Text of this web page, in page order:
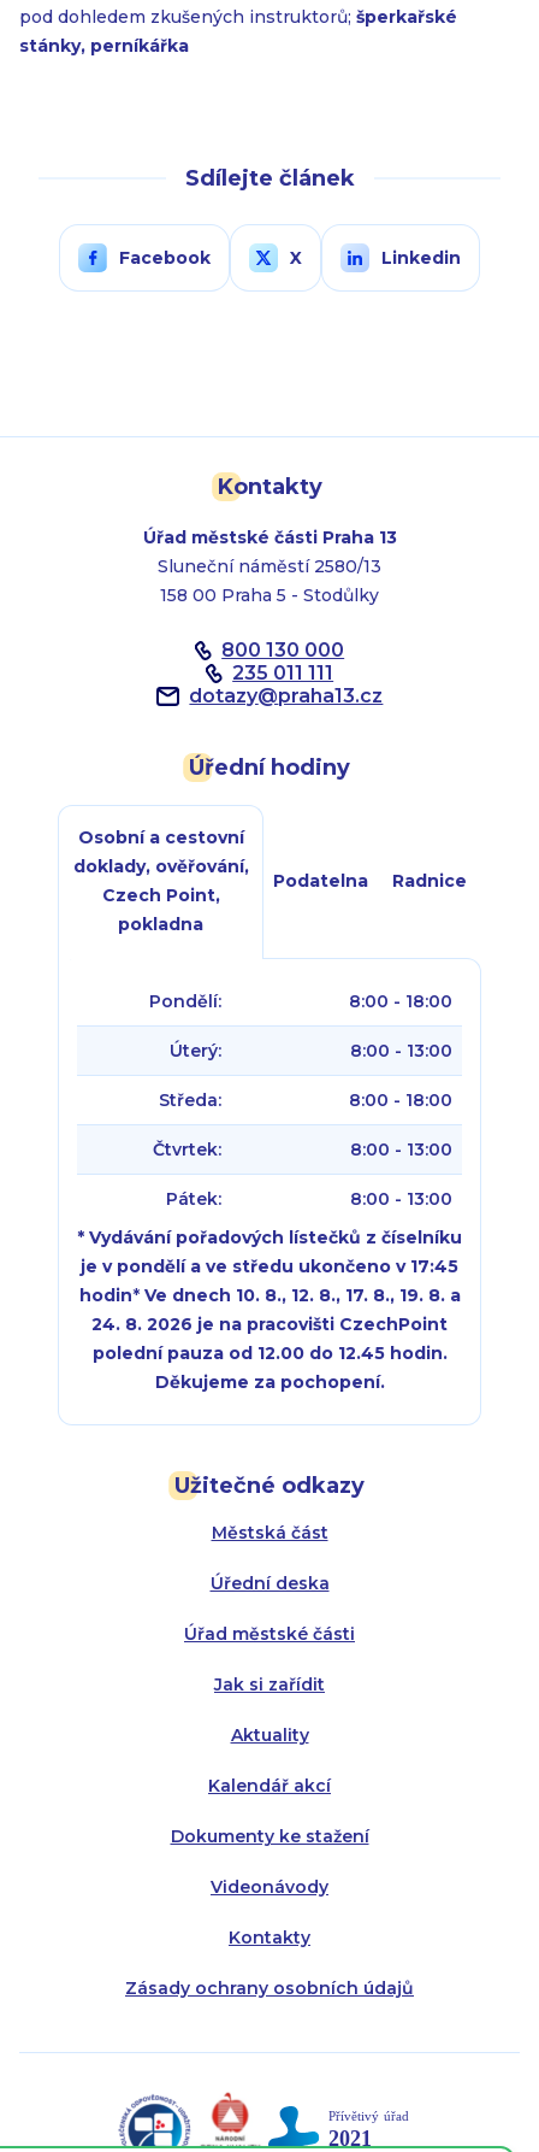
pod dohledem zkušených instruktorů; šperkařské
stánky, perníkářka
Sdílejte článek
Facebook X Linkedin
Kontakty
Úřad městské části Praha 13
Sluneční náměstí 2580/13
158 00 Praha 5 - Stodůlky
800 130 000
235 011 111
dotazy@praha13.cz
Užitečné odkazy
Městská část
Úřední deska
Úřad městské části
Jak si zařídit
Aktuality
Kalendář akcí
Dokumenty ke stažení
Videonávody
Kontakty
Zásady ochrany osobních údajů
Úřední hodiny
Osobní a cestovní
doklady, ověřování,
Czech Point,
pokladna
Podatelna Radnice
Pondělí: 8:00 - 18:00
Úterý: 8:00 - 13:00
Středa: 8:00 - 18:00
Čtvrtek: 8:00 - 13:00
Pátek:
8:00 - 13:00
* Vydávání pořadových lístečků z číselníku
je v pondělí a ve středu ukončeno v 17:45
hodin* Ve dnech 10. 8., 12. 8., 17. 8., 19. 8. a
24. 8. 2026 je na pracovišti CzechPoint
polední pauza od 12.00 do 12.45 hodin.
Děkujeme za pochopení.
Úterý:
Středa:
Čtvrtek:
Pátek:
Úterý:
Středa:
Čtvrtek: